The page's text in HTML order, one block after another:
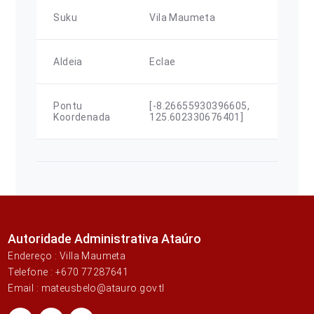
Suku Vila Maumeta
Aldeia Eclae
Pontu
Koordenada
[-8.26655930396605,
125.602330676401]
Autoridade Administrativa Ataúro
Endereço : Villa Maumeta
Telefone : +670 77287641
Email : mateusbelo@atauro.gov.tl